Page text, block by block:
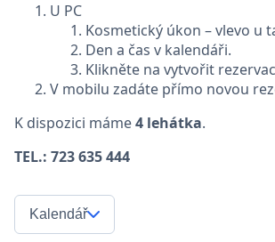
U PC
Kosmetický úkon – vlevo u
Den a čas v kalendáři.
Klikněte na vytvořit
V mobilu zadáte přímo novou
K dispozici máme4 lehátka.
TEL.: 723 635 444
Kalendář